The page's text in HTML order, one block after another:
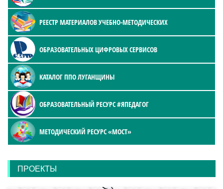
РЕЕСТР МАТЕРИАЛОВ УЧЕБНО-МЕТОДИЧЕСКИХ
ОБРАЗОВАТЕЛЬНЫХ ЦИФРОВЫХ СЕРВИСОВ
КАТАЛОГ ППО ЛУГАНЩИНЫ
ОБРАЗОВАТЕЛЬНЫЙ РЕСУРС #ЯПЕДАГОГ
МЕТОДИЧЕСКИЙ РЕСУРС «МОСТ»
ПРОЕКТЫ